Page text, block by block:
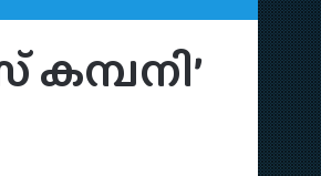
കമ്പനി’